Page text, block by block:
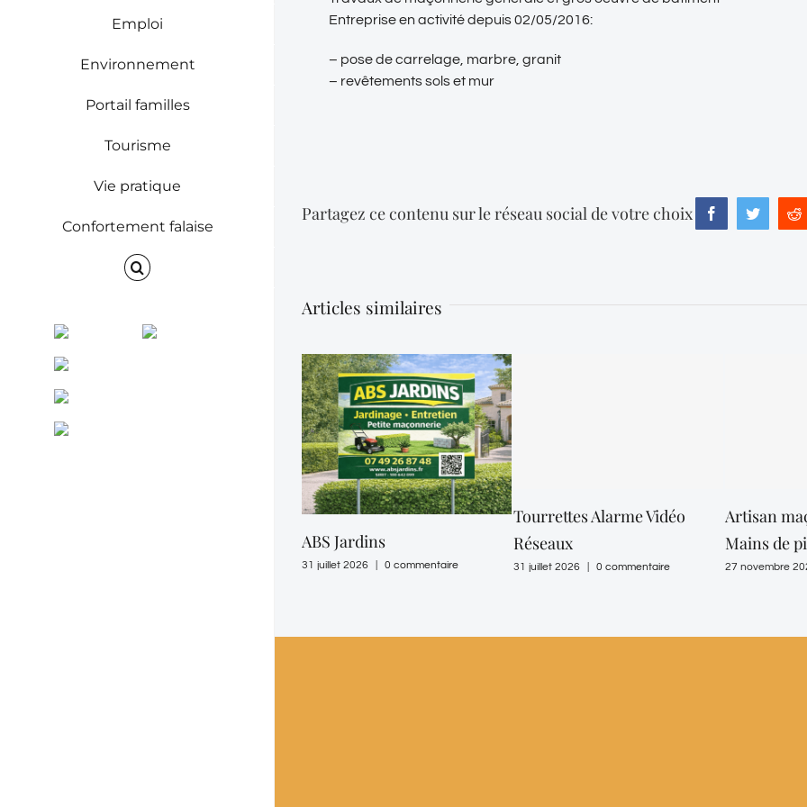
Emploi
Environnement
Portail familles
Tourisme
Vie pratique
Confortement falaise
Facebook Instagram
ENVINET
RRS
RSS
Entreprise en activité depuis 02/05/2016:
– pose de carrelage, marbre, granit
– revêtements sols et mur
Partagez ce contenu sur le réseau social de votre choix FacebookTwitter
Articles similaires
ABS Jardins
31 juillet 2026 0 commentaire
Tourrettes Alarme Vidéo
Réseaux
31 juillet 2026 0 commentaire
Artisan
Mains de
27 novembre